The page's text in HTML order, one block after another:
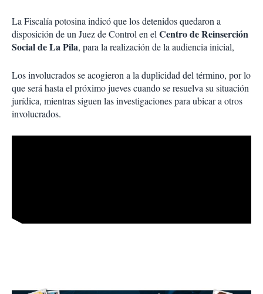
La Fiscalía potosina indicó que los detenidos quedaron a
disposición de un Juez de Control en elCentro de Reinserción
Social de La Pila, para la realización de la audiencia inicial,
Los involucrados se acogieron a la duplicidad del término, por lo
que será hasta el próximo jueves cuando se resuelva su situación
jurídica, mientras siguen las investigaciones para ubicar a otros
involucrados.